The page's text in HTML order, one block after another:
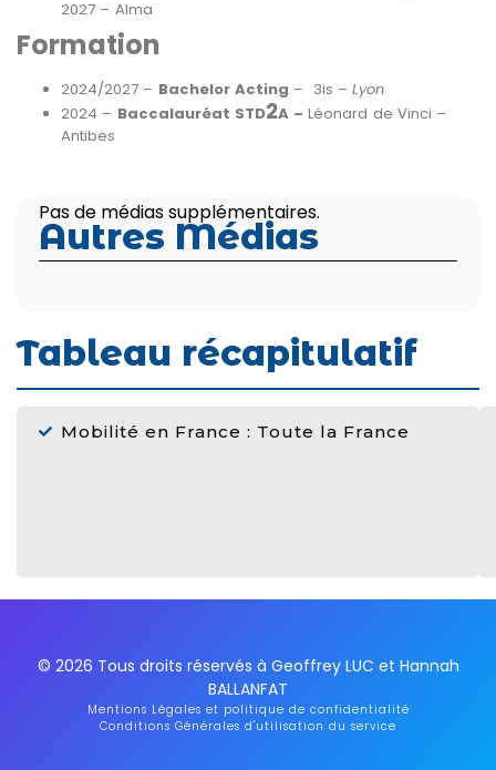
2027 – Alma
Formation
2024/2027 – Bachelor Acting – 3is –Lyon
2024 – Baccalauréat STD2A –Léonard de Vinci –
Antibes
Autres Médias
Pas de médias supplémentaires.
Tableau récapitulatif
Mobilité en France : Toute la France
© 2026 Tous droits réservés à Geoffrey LUC et Hannah
BALLANFAT
Mentions Légales et politique de confidentialité
Conditions Générales d'utilisation du service